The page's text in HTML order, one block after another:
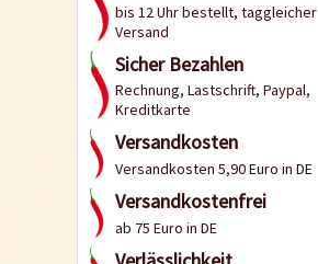
bis 12 Uhr bestellt, taggleicher
Versand
Sicher Bezahlen
Rechnung, Lastschrift, Paypal,
Kreditkarte
Versandkosten
Versandkosten 5,90 Euro in DE
Versandkostenfrei
ab 75 Euro in DE